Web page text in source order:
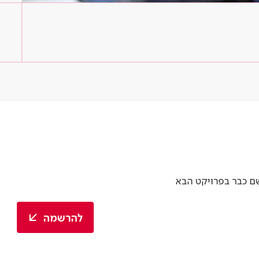
כבר בפרויקט הבא
להרשמה